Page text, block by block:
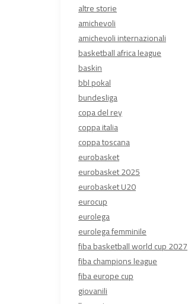
altre storie
amichevoli
amichevoli internazionali
basketball africa league
baskin
bbl pokal
bundesliga
copa del rey
coppa italia
coppa toscana
eurobasket
eurobasket 2025
eurobasket U20
eurocup
eurolega
eurolega femminile
fiba basketball world cup 2027
fiba champions league
fiba europe cup
giovanili